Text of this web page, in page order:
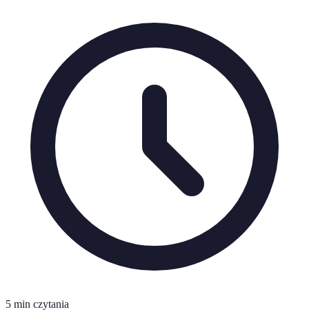
5 min czytania